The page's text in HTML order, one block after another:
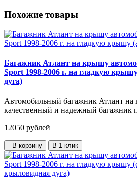
Похожие товары
Багажник Атлант на крышу
Sport 1998-2006 г. на гладкую
дуга)
Автомобильный багажник Атлант на
качественный и надежный багажник
12050 рублей
В корзину В 1 клик